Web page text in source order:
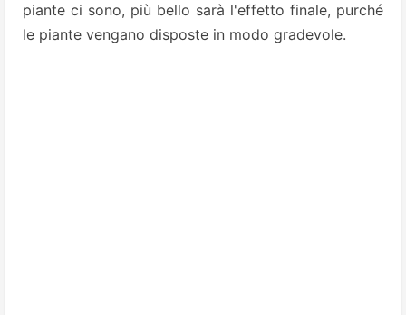
piante ci sono, più bello sarà l'effetto finale, purché
le piante vengano disposte in modo gradevole.